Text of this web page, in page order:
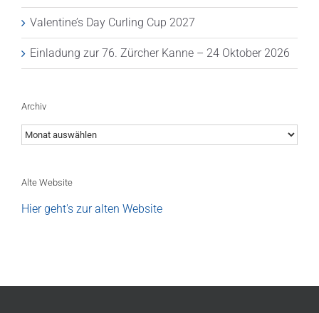
Valentine’s Day Curling Cup 2027
Einladung zur 76. Zürcher Kanne – 24 Oktober 2026
Archiv
Archiv
Alte Website
Hier geht's zur alten Website